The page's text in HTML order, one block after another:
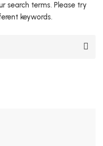
search terms. Please try
keywords.